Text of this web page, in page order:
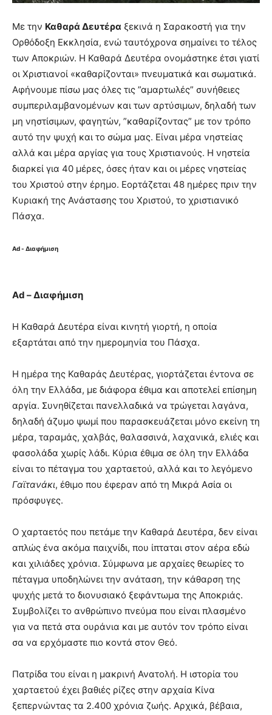
Με την Καθαρά Δευτέρα ξεκινά η Σαρακοστή για την
Ορθόδοξη Εκκλησία, ενώ ταυτόχρονα σημαίνει το τέλος
των Αποκριών. Η Καθαρά Δευτέρα ονομάστηκε έτσι γιατί
οι Χριστιανοί «καθαρίζονται» πνευματικά και σωματικά.
Aφήνουμε πίσω μας όλες τις ”αμαρτωλές” συνήθειες
συμπεριλαμβανομένων και των αρτύσιμων, δηλαδή των
μη νηστίσιμων, φαγητών, ”καθαρίζοντας” με τον τρόπο
αυτό την ψυχή και το σώμα μας. Είναι μέρα νηστείας
αλλά και μέρα αργίας για τους Χριστιανούς. Η νηστεία
διαρκεί για 40 μέρες, όσες ήταν και οι μέρες νηστείας
του Χριστού στην έρημο. Εορτάζεται 48 ημέρες πριν την
Κυριακή της Ανάστασης του Χριστού, το χριστιανικό
Πάσχα.
Ad - Διαφήμιση
Ad – Διαφήμιση
Η Καθαρά Δευτέρα είναι κινητή γιορτή, η οποία
εξαρτάται από την ημερομηνία του Πάσχα.
Η ημέρα της Καθαράς Δευτέρας, γιορτάζεται έντονα σε
όλη την Ελλάδα, με διάφορα έθιμα και αποτελεί επίσημη
αργία. Συνηθίζεται πανελλαδικά να τρώγεται λαγάνα,
δηλαδή άζυμο ψωμί που παρασκευάζεται μόνο εκείνη τη
μέρα, ταραμάς, χαλβάς, θαλασσινά, λαχανικά, ελιές και
φασολάδα χωρίς λάδι. Κύρια έθιμα σε όλη την Ελλάδα
είναι το πέταγμα του χαρταετού, αλλά και το λεγόμενο
Γαϊτανάκι, έθιμο που έφεραν από τη Μικρά Ασία οι
πρόσφυγες.
Ο χαρταετός που πετάμε την Καθαρά Δευτέρα, δεν είναι
απλώς ένα ακόμα παιχνίδι, που ίπταται στον αέρα εδώ
και χιλιάδες χρόνια. Σύμφωνα με αρχαίες θεωρίες το
πέταγμα υποδηλώνει την ανάταση, την κάθαρση της
ψυχής μετά το διονυσιακό ξεφάντωμα της Αποκριάς.
Συμβολίζει το ανθρώπινο πνεύμα που είναι πλασμένο
για να πετά στα ουράνια και με αυτόν τον τρόπο είναι
σα να ερχόμαστε πιο κοντά στον Θεό.
Πατρίδα του είναι η μακρινή Ανατολή. Η ιστορία του
χαρταετού έχει βαθιές ρίζες στην αρχαία Κίνα
ξεπερνώντας τα 2.400 χρόνια ζωής. Αρχικά, βέβαια,